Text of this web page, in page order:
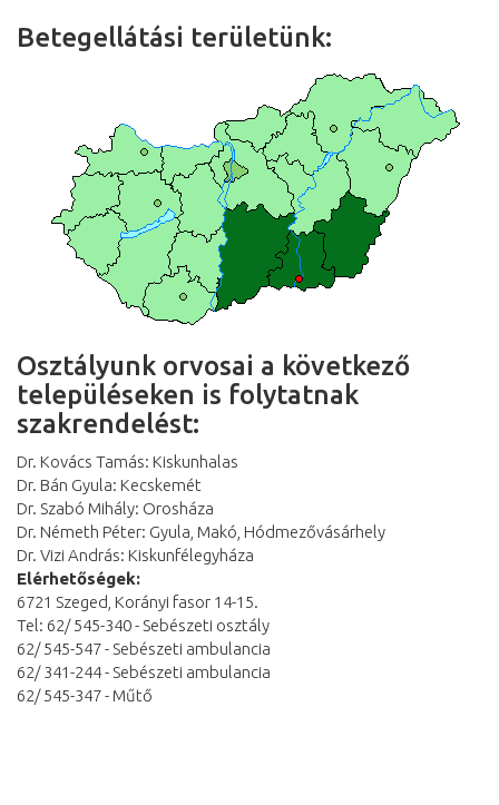
Betegellátási területünk:
Osztályunk orvosai a következő
településeken is folytatnak
szakrendelést:
Dr. Kovács Tamás: Kiskunhalas
Dr. Bán Gyula: Kecskemét
Dr. Szabó Mihály: Orosháza
Dr. Németh Péter: Gyula, Makó, Hódmezővásárhely
Dr. Vizi András: Kiskunfélegyháza
Elérhetőségek:
6721 Szeged, Korányi fasor 14-15.
Tel: 62/ 545-340 - Sebészeti osztály
62/ 545-547 - Sebészeti ambulancia
62/ 341-244 - Sebészeti ambulancia
62/ 545-347 - Műtő